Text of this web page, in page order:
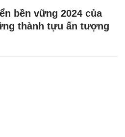
bền vững 2024 của
thành tựu ấn tượng